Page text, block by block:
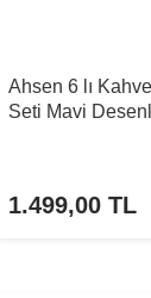
Ahsen 6 lı
Seti Mavi
1.499,00 TL